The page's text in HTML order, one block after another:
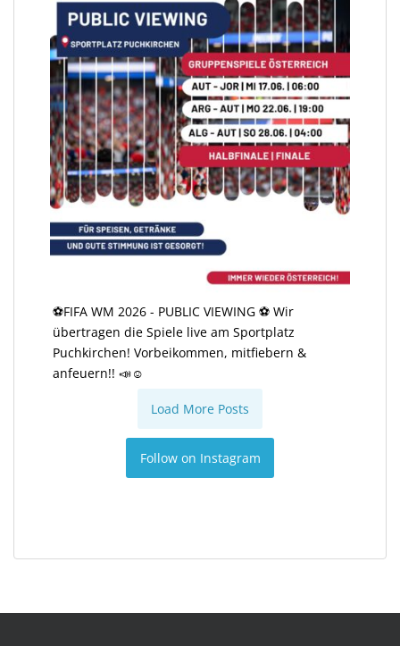
⚽️FIFA WM 2026 - PUBLIC VIEWING ⚽️ Wir
übertragen die Spiele live am Sportplatz
Puchkirchen! Vorbeikommen, mitfiebern &
anfeuern!! 📣☺️
Load More Posts
Follow on Instagram